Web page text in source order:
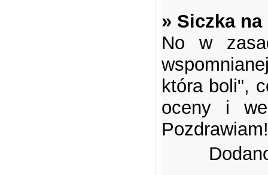
» Siczka
No w
która boli",
oceny i
Pozdrawiam!